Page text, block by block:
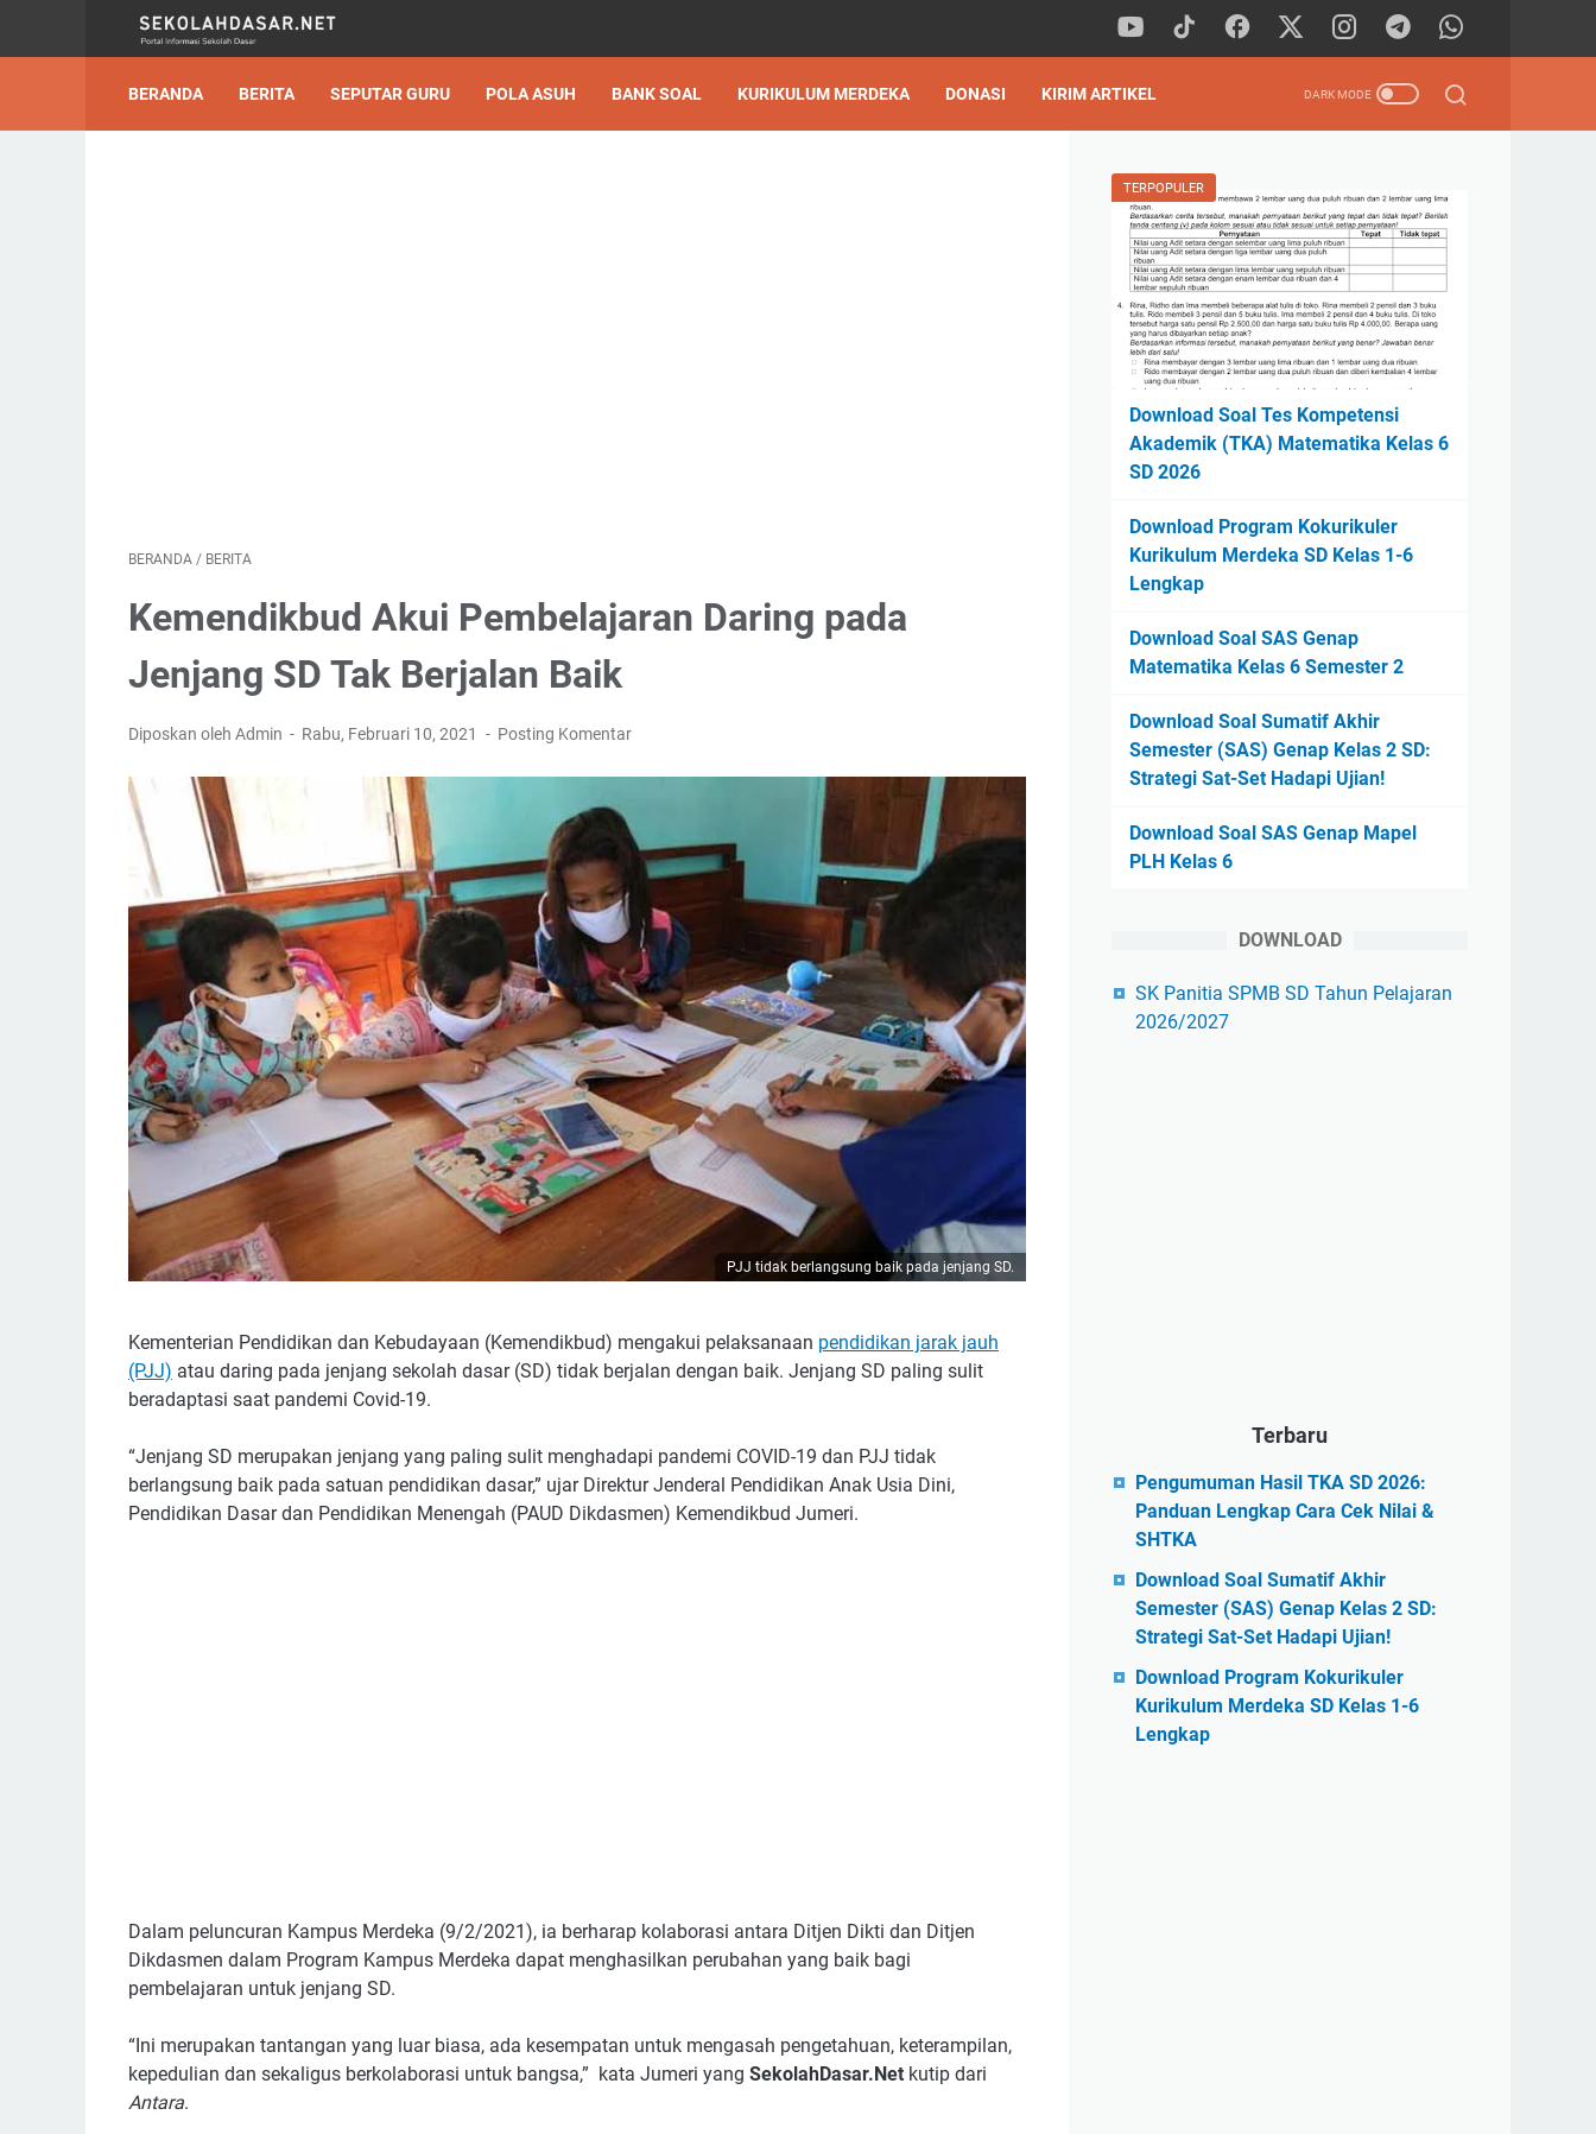
BERANDA BERITA SEPUTAR GURU POLA ASUH BANK SOAL KURIKULUM MERDEKA DONASI KIRIM ARTIKEL
BERANDA / BERITA
Kemendikbud Akui Pembelajaran Daring pada
Jenjang SD Tak Berjalan Baik
Diposkan oleh Admin Rabu, Februari 10, 2021 Posting Komentar
PJJ tidak berlangsung baik pada jenjang SD.
Kementerian Pendidikan dan Kebudayaan (Kemendikbud) mengakui pelaksanaan pendidikan jarak jauh
(PJJ) atau daring pada jenjang sekolah dasar (SD) tidak berjalan dengan baik. Jenjang SD paling sulit
beradaptasi saat pandemi Covid-19.
“Jenjang SD merupakan jenjang yang paling sulit menghadapi pandemi COVID-19 dan PJJ tidak
berlangsung baik pada satuan pendidikan dasar,” ujar Direktur Jenderal Pendidikan Anak Usia Dini,
Pendidikan Dasar dan Pendidikan Menengah (PAUD Dikdasmen) Kemendikbud Jumeri.
Dalam peluncuran Kampus Merdeka (9/2/2021), ia berharap kolaborasi antara Ditjen Dikti dan Ditjen
Dikdasmen dalam Program Kampus Merdeka dapat menghasilkan perubahan yang baik bagi
pembelajaran untuk jenjang SD.
“Ini merupakan tantangan yang luar biasa, ada kesempatan untuk mengasah pengetahuan, keterampilan,
kepedulian dan sekaligus berkolaborasi untuk bangsa,” kata Jumeri yang SekolahDasar.Net kutip dari
Antara.
TERPOPULER
Download Soal Tes Kompetensi
Akademik (TKA) Matematika Kelas 6
SD 2026
Download Program Kokurikuler
Kurikulum Merdeka SD Kelas 1-6
Lengkap
Download Soal SAS Genap
Matematika Kelas 6 Semester 2
Download Soal Sumatif Akhir
Semester (SAS) Genap Kelas 2 SD:
Strategi Sat-Set Hadapi Ujian!
Download Soal SAS Genap Mapel
PLH Kelas 6
DOWNLOAD
SK Panitia SPMB SD Tahun Pelajaran
2026/2027
Terbaru
Pengumuman Hasil TKA SD 2026:
Panduan Lengkap Cara Cek Nilai &
SHTKA
Download Soal Sumatif Akhir
Semester (SAS) Genap Kelas 2 SD:
Strategi Sat-Set Hadapi Ujian!
Download Program Kokurikuler
Kurikulum Merdeka SD Kelas 1-6
Lengkap